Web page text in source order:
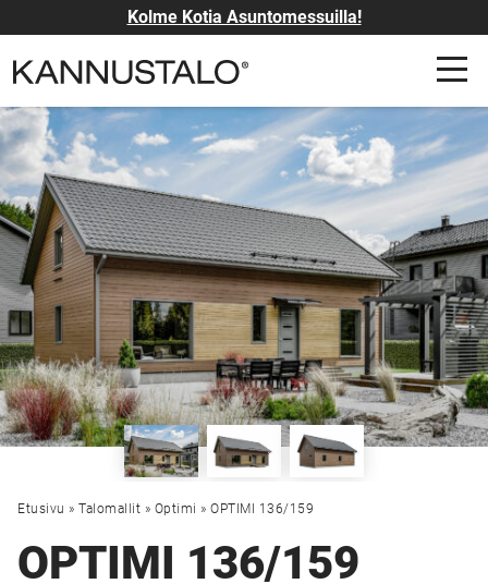
Kolme Kotia Asuntomessuilla!
Etusivu » Talomallit » Optimi » OPTIMI 136/159
OPTIMI 136/159